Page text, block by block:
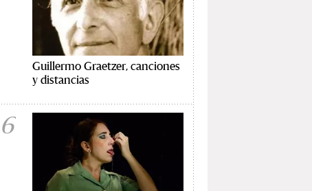
Guillermo Graetzer, canciones
y distancias
6